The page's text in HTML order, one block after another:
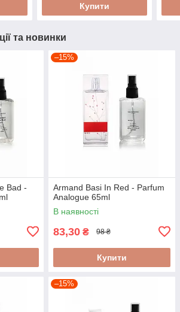
Купити
та новинки
Bad -
–15%
Armand Basi In Red - Parfum
Analogue 65ml
В наявності
83,30 ₴ 98 ₴
Купити
–15%